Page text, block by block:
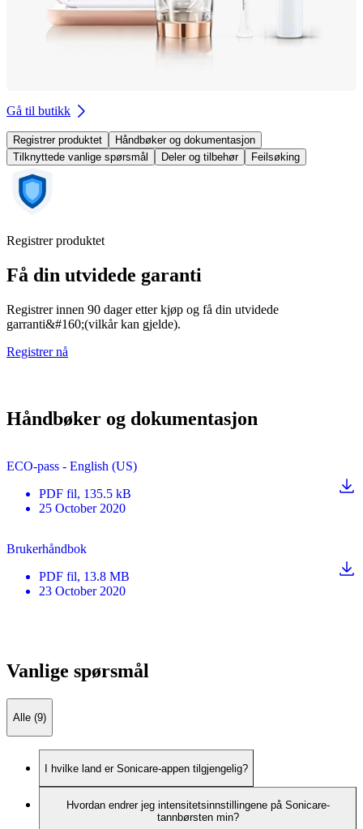
Gå til butikk
Registrer produktet
Håndbøker og dokumentasjon
Tilknyttede vanlige spørsmål
Deler og tilbehør Feilsøking
Registrer produktet
Få din utvidede garanti
Registrer innen 90 dager etter kjøp og få din utvidede
garranti&#160;(vilkår kan gjelde).
Registrer nå
Håndbøker og dokumentasjon
ECO-pass - English (US)
PDF fil, 135.5 kB
25 October 2020
Brukerhåndbok
PDF fil, 13.8 MB
23 October 2020
Vanlige spørsmål
Alle (9)
I hvilke land er Sonicare-appen tilgjengelig?
Hvordan endrer jeg intensitetsinnstillingene på Sonicare-
tannbørsten min?